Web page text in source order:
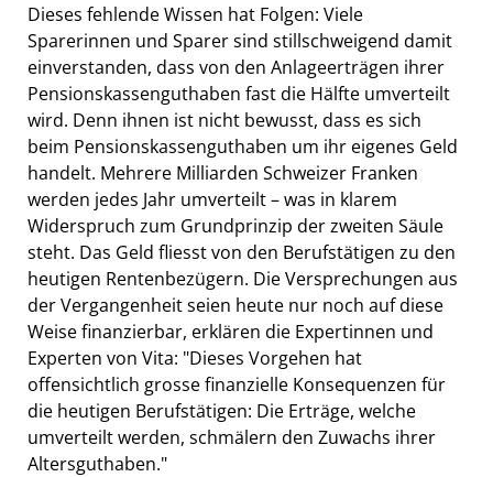
Dieses fehlende Wissen hat Folgen: Viele
Sparerinnen und Sparer sind stillschweigend damit
einverstanden, dass von den Anlageerträgen ihrer
Pensionskassenguthaben fast die Hälfte umverteilt
wird. Denn ihnen ist nicht bewusst, dass es sich
beim Pensionskassenguthaben um ihr eigenes Geld
handelt. Mehrere Milliarden Schweizer Franken
werden jedes Jahr umverteilt – was in klarem
Widerspruch zum Grundprinzip der zweiten Säule
steht. Das Geld fliesst von den Berufstätigen zu den
heutigen Rentenbezügern. Die Versprechungen aus
der Vergangenheit seien heute nur noch auf diese
Weise finanzierbar, erklären die Expertinnen und
Experten von Vita: "Dieses Vorgehen hat
offensichtlich grosse finanzielle Konsequenzen für
die heutigen Berufstätigen: Die Erträge, welche
umverteilt werden, schmälern den Zuwachs ihrer
Altersguthaben."